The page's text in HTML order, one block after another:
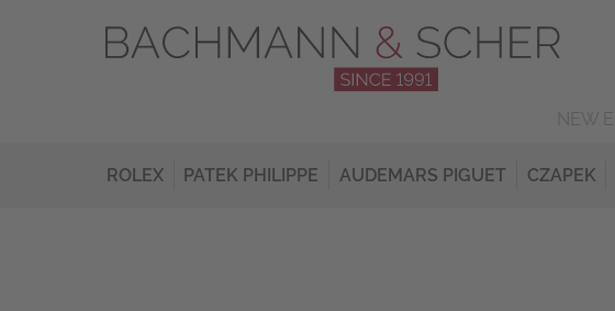
ROLEX PATEK PHILIPPE AUDEMARS PIGUET CZAPEK